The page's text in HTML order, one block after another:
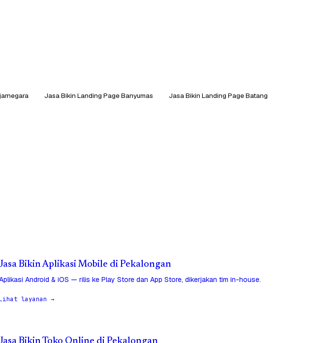
Jasa Bikin Landing Page Banyumas
Jasa Bikin Landing Page Batang
Bikin Aplikasi Mobile di Pekalongan
Android & iOS — rilis ke Play Store dan App Store, dikerjakan tim in-house.
layanan →